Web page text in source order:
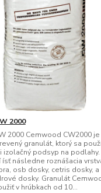
2000
2000 Cemwood CW2000 je
granulát, ktorý sa
izolačný podsyp na podlahy.
následne roznášacia
osb dosky, cetris dosky, a
dosky. Granulát
v hrúbkach od 10...